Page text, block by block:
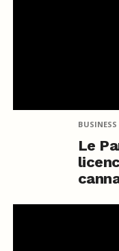
BUSINESS
Le